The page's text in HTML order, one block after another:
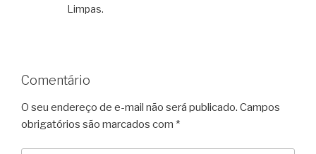
Limpas.
Comentário
O seu endereço de e-mail não será publicado. Campos
obrigatórios são marcados com *